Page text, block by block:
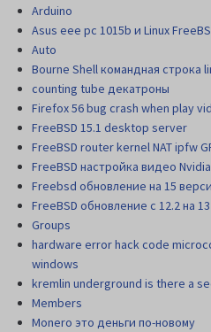
Arduino
Asus eee pc 1015b и Linux
Auto
Bourne Shell командная строка
counting tube декатроны
Firefox 56 bug crash when play
FreeBSD 15.1 desktop server
FreeBSD router kernel NAT ipfw
FreeBSD настройка видео
Freebsd обновление на 15
FreeBSD обновление с 12.2 на 13
Groups
hardware error hack code
windows
kremlin underground is there a
Members
Monero это деньги по-новому